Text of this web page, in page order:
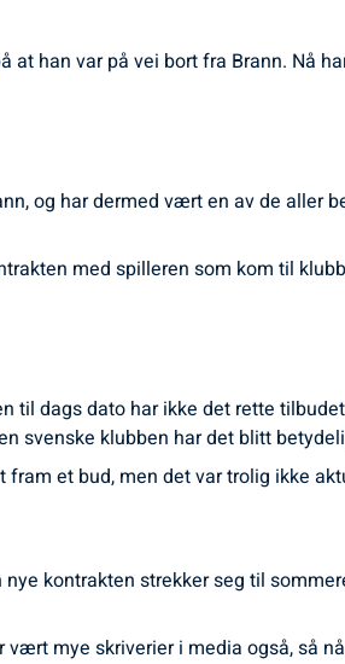
han var på vei bort fra Brann. Nå
og har dermed vært en av de aller
med spilleren som kom til
dags dato har ikke det rette
svenske klubben har det blitt
et bud, men det var trolig ikke
kontrakten strekker seg til
mye skriverier i media også, så